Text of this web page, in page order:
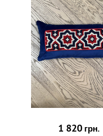
1 820 грн.